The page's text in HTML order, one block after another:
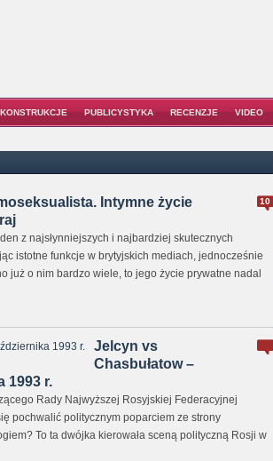
PUBLICYSTYKA RECENZJE VIDEO
10
Intymne życie
z najsłynniejszych i najbardziej skutecznych
istotne funkcje w brytyjskich mediach, jednocześnie
już o nim bardzo wiele, to jego życie prywatne nadal
Jelcyn vs
Chasbułatow –
1993 r.
Rady Najwyższej Rosyjskiej Federacyjnej
pochwalić politycznym poparciem ze strony
To ta dwójka kierowała sceną polityczną Rosji w